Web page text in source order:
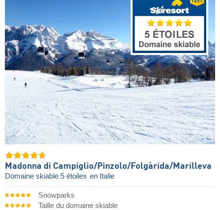
Madonna di Campiglio/​Pinzolo/​Folgàrida/​Marilleva
Domaine skiable 5 étoiles en Italie
Snowparks
Taille du domaine skiable